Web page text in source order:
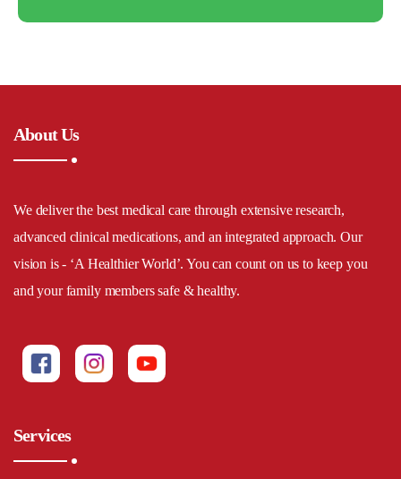
About Us
We deliver the best medical care through extensive research,
advanced clinical medications, and an integrated approach. Our
vision is - ‘A Healthier World’. You can count on us to keep you
and your family members safe & healthy.
Services